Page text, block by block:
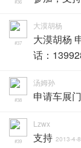
#36
大漠胡杨
#37
大漠胡杨
话：
汤姆孙
#38 申请车展
Lzwx
#39 支持 2013-4-